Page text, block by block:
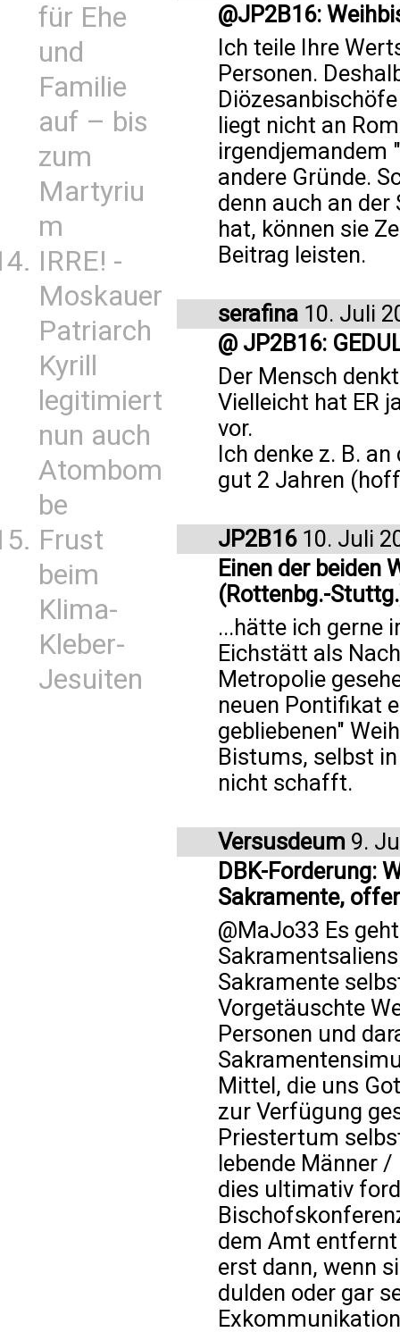
für Ehe
und
Familie
auf – bis
zum
Martyriu
m
IRRE! -
Moskauer
Patriarch
Kyrill
legitimiert
nun auch
Atombom
be
Frust
beim
Klima-
Kleber-
Jesuiten
@JP2B16:
Ich teile Ihre
Personen.
liegt nicht an
irgendjemandem
andere Gründe.
denn auch an
hat, können sie
Beitrag leisten.
serafina 10. Juli
@ JP2B16:
Der Mensch
Vielleicht hat ER
vor.
Ich denke z. B.
gut 2 Jahren
JP2B1610. Juli
Einen der beiden
(Rottenbg.-
...hätte ich gerne
Eichstätt als
Metropolie
neuen Pontifikat
gebliebenen"
Bistums, selbst
nicht schafft.
Versusdeum 9.
DBK-Forderung:
Sakramente,
@MaJo33 Es
Sakramente
Vorgetäuschte
Personen und
Mittel, die uns
zur Verfügung
Priestertum
lebende Männer
dies ultimativ
dem Amt
erst dann, wenn
dulden oder gar